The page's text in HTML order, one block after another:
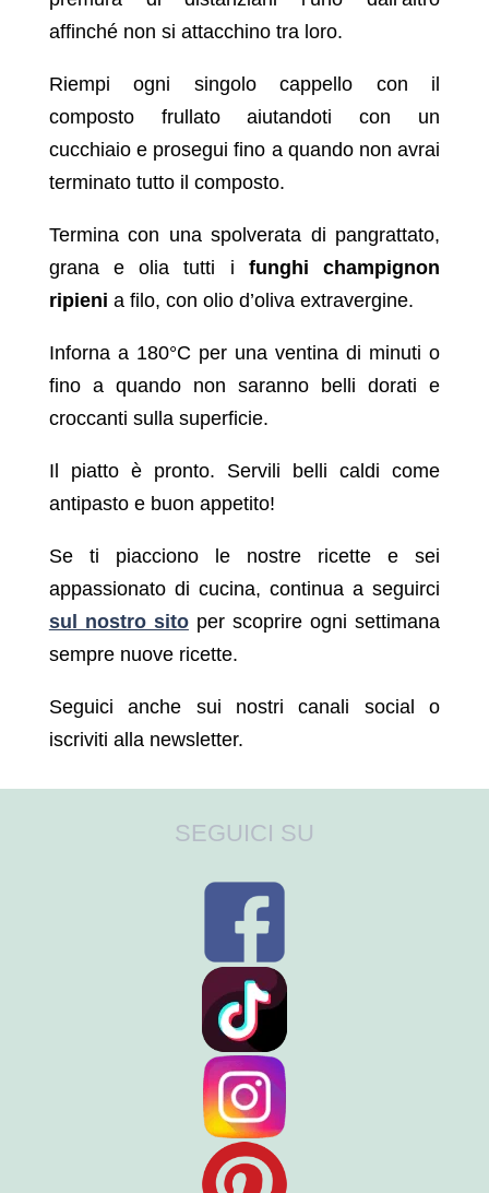
affinché non si attacchino tra loro.
Riempi ogni singolo cappello con il
composto frullato aiutandoti con un
cucchiaio e prosegui fino a quando non avrai
terminato tutto il composto.
Termina con una spolverata di pangrattato,
grana e olia tutti i funghi champignon
ripieni a filo, con olio d’oliva extravergine.
Inforna a 180°C per una ventina di minuti o
fino a quando non saranno belli dorati e
croccanti sulla superficie.
Il piatto è pronto. Servili belli caldi come
antipasto e buon appetito!
Se ti piacciono le nostre ricette e sei
appassionato di cucina, continua a seguirci
sul nostro sitoper scoprire ogni settimana
sempre nuove ricette.
Seguici anche sui nostri canali social o
iscriviti alla newsletter.
SEGUICI SU